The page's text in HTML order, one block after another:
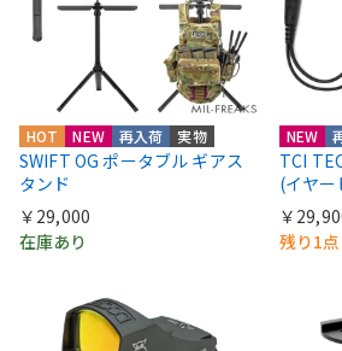
HOT NEW 再入荷 実物
SWIFT OG ポータブル ギアス
タンド
￥29,000
在庫あり
NEW
TCI
(イヤー
￥
残り1